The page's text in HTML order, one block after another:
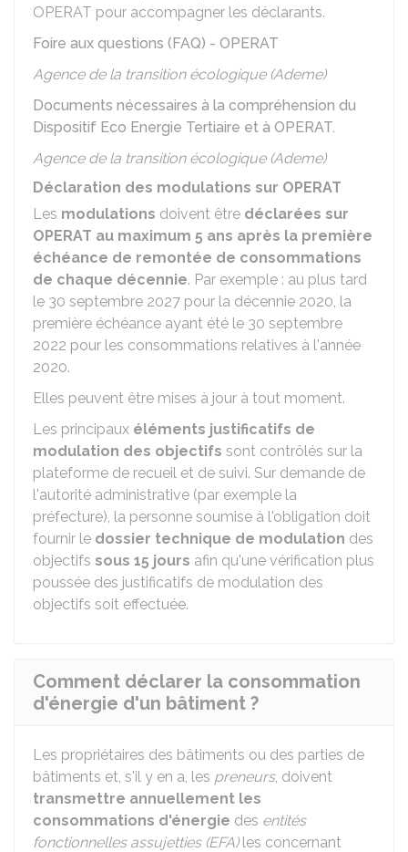
OPERAT pour accompagner les déclarants.
Foire aux questions (FAQ) - OPERAT
Agence de la transition écologique (Ademe)
Documents nécessaires à la compréhension du
Dispositif Eco Energie Tertiaire et à OPERAT.
Agence de la transition écologique (Ademe)
Déclaration des modulations sur OPERAT
Les modulations doivent être déclarées sur
OPERAT au maximum 5 ans après la première
échéance de remontée de consommations
de chaque décennie. Par exemple : au plus tard
le 30 septembre 2027 pour la décennie 2020, la
première échéance ayant été le 30 septembre
2022 pour les consommations relatives à l'année
2020.
Elles peuvent être mises à jour à tout moment.
Les principaux éléments justificatifs de
modulation des objectifs sont contrôlés sur la
plateforme de recueil et de suivi. Sur demande de
l'autorité administrative (par exemple la
préfecture), la personne soumise à l'obligation doit
fournir le dossier technique de modulation des
objectifs sous 15 jours afin qu'une vérification plus
poussée des justificatifs de modulation des
objectifs soit effectuée.
Comment déclarer la consommation
d'énergie d'un bâtiment ?
Les propriétaires des bâtiments ou des parties de
bâtiments et, s'il y en a, les preneurs, doivent
transmettre annuellement les
consommations d'énergie des entités
fonctionnelles assujetties (EFA)les concernant